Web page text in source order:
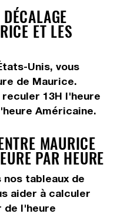
ET LES
Unis, vous
de Maurice.
reculer 13H l'heure
Américaine.
MAURICE
PAR HEURE
tableaux de
aider à calculer
de l'heure